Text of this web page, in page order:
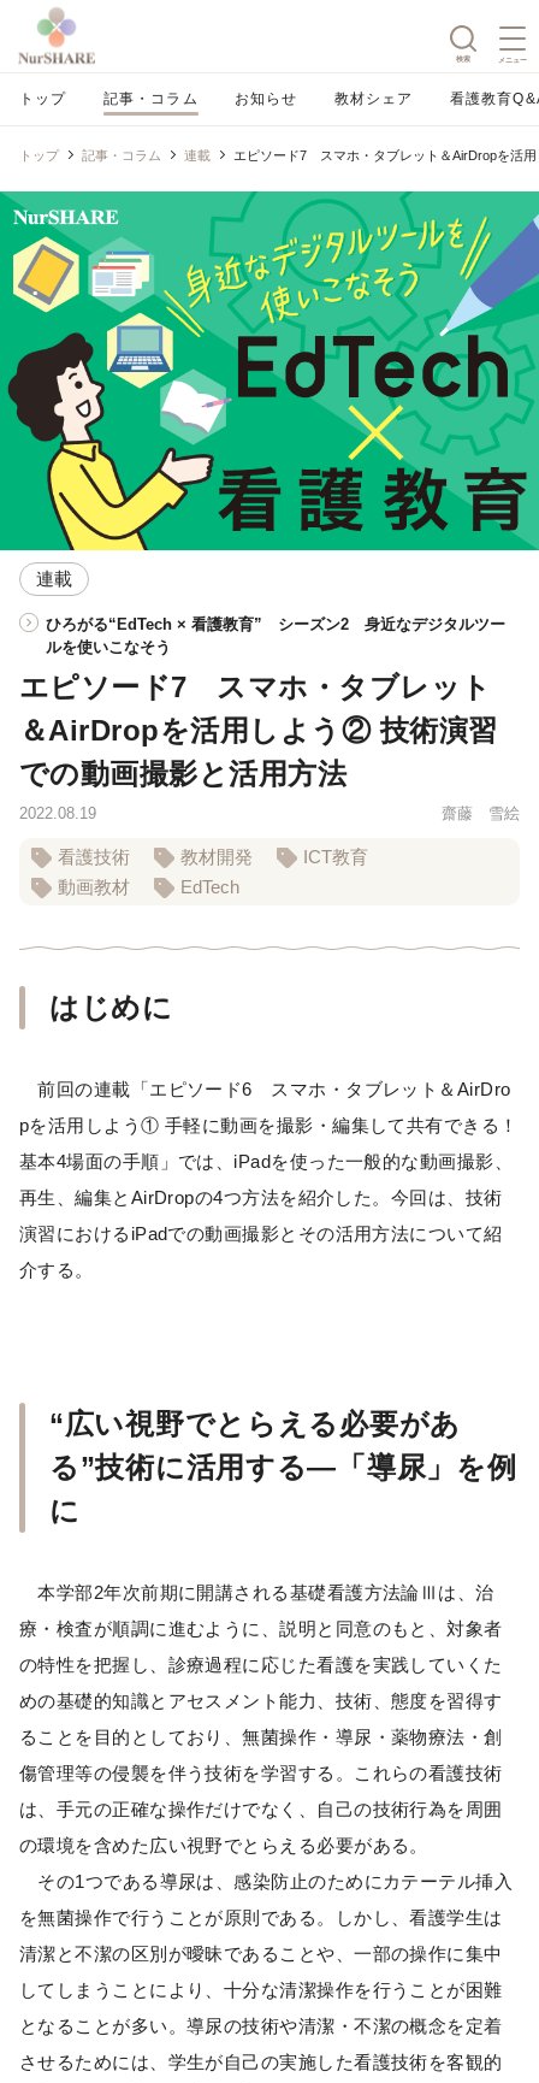
検索 メニュー
トップ 記事・コラム お知らせ 教材シェア 看護教育
トップ 記事・コラム 連載 エピソード7 スマホ・タブレット＆AirDropを活
連載
ひろがる“EdTech × 看護教育” シーズン2 身近なデジタルツー
ルを使いこなそう
エピソード7 スマホ・タブレット
＆AirDropを活用しよう② 技術演習
での動画撮影と活用方法
2022.08.19 齋藤 雪絵
看護技術 教材開発
ICT教育
動画教材
EdTech
はじめに
前回の連載「エピソード6 スマホ・タブレット＆AirDro
pを活用しよう① 手軽に動画を撮影・編集して共有できる！
基本4場面の手順」では、iPadを使った一般的な動画撮影、
再生、編集とAirDropの4つ方法を紹介した。今回は、技術
演習におけるiPadでの動画撮影とその活用方法について紹
介する。
“広い視野でとらえる必要があ
る”技術に活用する―「導尿」を例
に
本学部2年次前期に開講される基礎看護方法論Ⅲは、治
療・検査が順調に進むように、説明と同意のもと、対象者
の特性を把握し、診療過程に応じた看護を実践していくた
めの基礎的知識とアセスメント能力、技術、態度を習得す
ることを目的としており、無菌操作・導尿・薬物療法・創
傷管理等の侵襲を伴う技術を学習する。これらの看護技術
は、手元の正確な操作だけでなく、自己の技術行為を周囲
の環境を含めた広い視野でとらえる必要がある。
その1つである導尿は、感染防止のためにカテーテル挿入
を無菌操作で行うことが原則である。しかし、看護学生は
清潔と不潔の区別が曖昧であることや、一部の操作に集中
してしまうことにより、十分な清潔操作を行うことが困難
となることが多い。導尿の技術や清潔・不潔の概念を定着
させるためには、学生が自己の実施した看護技術を客観的